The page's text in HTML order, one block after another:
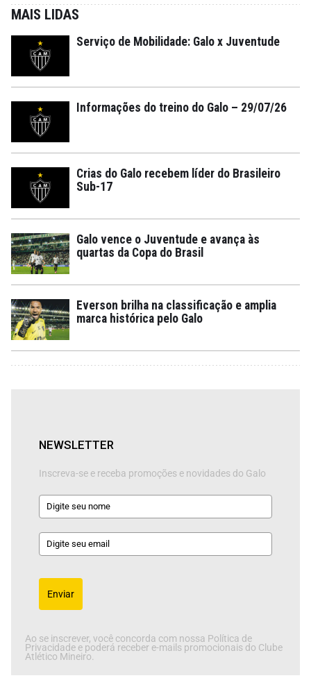
MAIS LIDAS
Serviço de Mobilidade: Galo x Juventude
Informações do treino do Galo – 29/07/26
Crias do Galo recebem líder do Brasileiro
Sub-17
Galo vence o Juventude e avança às
quartas da Copa do Brasil
Everson brilha na classificação e amplia
marca histórica pelo Galo
NEWSLETTER
Inscreva-se e receba promoções e novidades do Galo
Enviar
Ao se inscrever, você concorda com nossa Política de
Privacidade e poderá receber e-mails promocionais do Clube
Atlético Mineiro.